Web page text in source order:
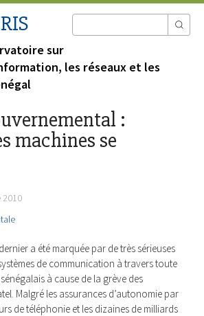
sur
les réseaux et les
:
machines se
2010
a été marquée par de très sérieuses
de communication à travers toute
à cause de la grève des
Malgré les assurances d’autonomie par
de téléphonie et les dizaines de milliards